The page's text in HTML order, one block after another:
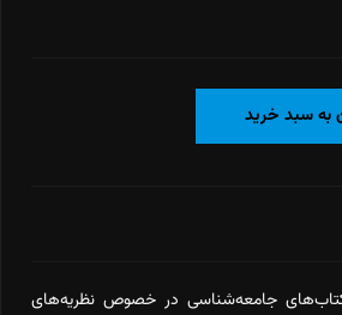
به سبد خرید
کتاب‌های جامعه‌شناسی در خصوص نظریه‌های